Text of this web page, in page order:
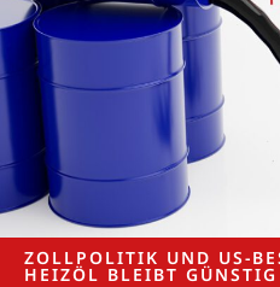
ZOLLPOLITIK UND US-
HEIZÖL BLEIBT GÜNSTIG